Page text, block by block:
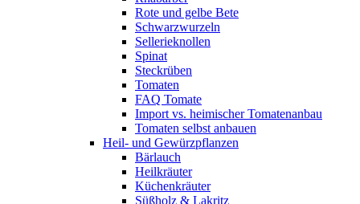
Rote und gelbe Bete
Schwarzwurzeln
Sellerieknollen
Spinat
Steckrüben
Tomaten
FAQ Tomate
Import vs. heimischer Tomatenanbau
Tomaten selbst anbauen
Heil- und Gewürzpflanzen
Bärlauch
Heilkräuter
Küchenkräuter
Süßholz & Lakritz